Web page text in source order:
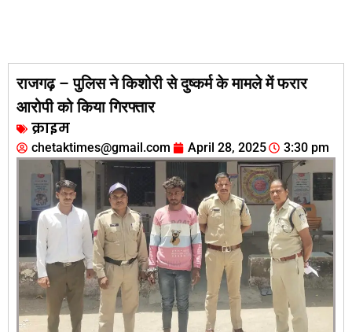
राजगढ़ – पुलिस ने किशोरी से दुष्कर्म के मामले में फरार
आरोपी को किया गिरफ्तार
क्राइम
chetaktimes@gmail.com April 28, 2025 3:30 pm